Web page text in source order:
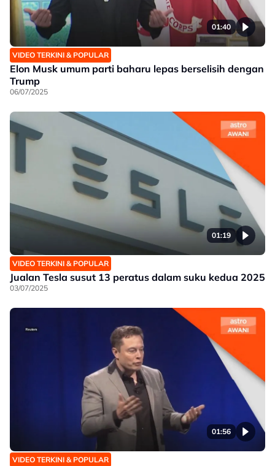
01:40
VIDEO TERKINI & POPULAR
Elon Musk umum parti baharu lepas berselisih dengan
Trump
06/07/2025
01:19
VIDEO TERKINI & POPULAR
Jualan Tesla susut 13 peratus dalam suku kedua 2025
03/07/2025
01:56
VIDEO TERKINI & POPULAR